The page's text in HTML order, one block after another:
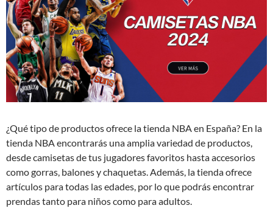
¿Qué tipo de productos ofrece la tienda NBA en España? En la
tienda NBA encontrarás una amplia variedad de productos,
desde camisetas de tus jugadores favoritos hasta accesorios
como gorras, balones y chaquetas. Además, la tienda ofrece
artículos para todas las edades, por lo que podrás encontrar
prendas tanto para niños como para adultos.